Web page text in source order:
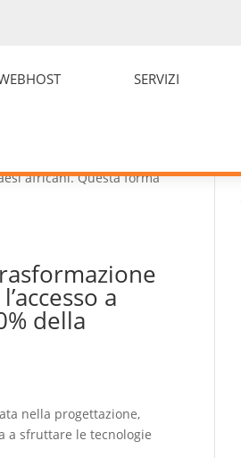
SERVIZI
aumento:
(The
africani. Questa forma
a
della
nella progettazione,
a sfruttare le tecnologie